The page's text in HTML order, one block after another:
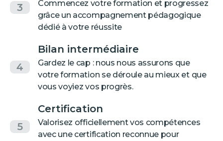
3
Commencez votre formation et progressez
grâce un accompagnement pédagogique
dédié à votre réussite
4
Bilan intermédiaire
Gardez le cap : nous nous assurons que
votre formation se déroule au mieux et que
vous voyiez vos progrès.
5
Certification
Valorisez officiellement vos compétences
avec une certification reconnue pour